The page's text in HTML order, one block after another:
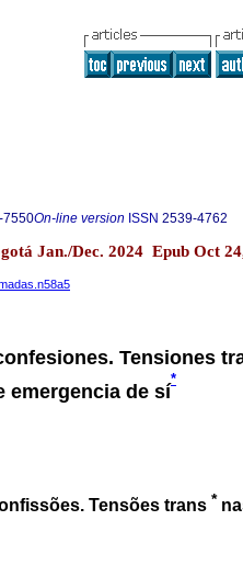
7550On-line version ISSN 2539-4762
Jan./Dec. 2024 Epub Oct
Tensiones
emergencia de sí
*
Tensões trans *